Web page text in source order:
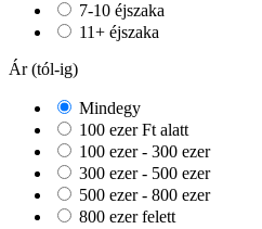
7-10 éjszaka
11+ éjszaka
Ár (tól-ig)
Mindegy
100 ezer Ft alatt
100 ezer - 300 ezer
300 ezer - 500 ezer
500 ezer - 800 ezer
800 ezer felett